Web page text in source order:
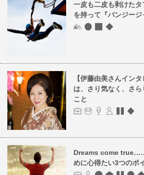
一皮も二皮も剥けた
を持って『バンジージ
【伊藤由美さんイン
は、さり気なく、さ
こと
Dreams come
めに心得たい3つのポ